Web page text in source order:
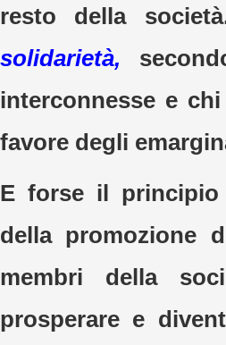
resto della
solidarietà,
interconnesse e
favore degli
E forse il
della promozione
membri della
prosperare e